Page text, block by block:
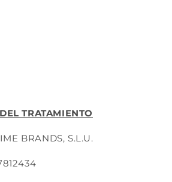
TRATAMIENTO
BRANDS, S.L.U.